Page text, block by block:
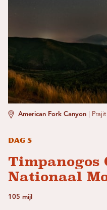
American Fork Canyon
Dag 5
Timpanogos
Nationaal
105 mijl